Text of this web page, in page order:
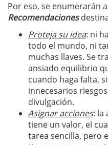
Por eso, se enumerarán
Recomendaciones
Proteja su idea: ni
todo el mundo, ni
muchas llaves. Se
ansiado equilibrio
cuando haga falta,
innecesarios
divulgación.
Asignar acciones: la
tiene un valor, el
tarea sencilla, pero